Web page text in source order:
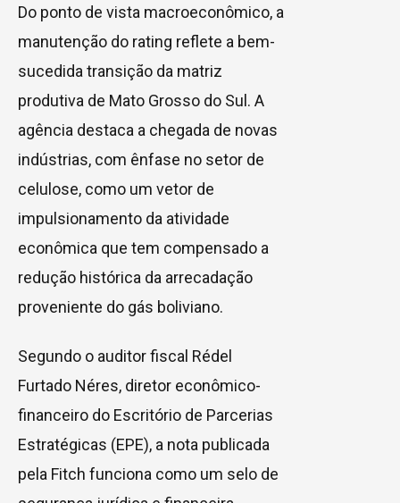
Do ponto de vista macroeconômico, a
manutenção do rating reflete a bem-
sucedida transição da matriz
produtiva de Mato Grosso do Sul. A
agência destaca a chegada de novas
indústrias, com ênfase no setor de
celulose, como um vetor de
impulsionamento da atividade
econômica que tem compensado a
redução histórica da arrecadação
proveniente do gás boliviano.
Segundo o auditor fiscal Rédel
Furtado Néres, diretor econômico-
financeiro do Escritório de Parcerias
Estratégicas (EPE), a nota publicada
pela Fitch funciona como um selo de